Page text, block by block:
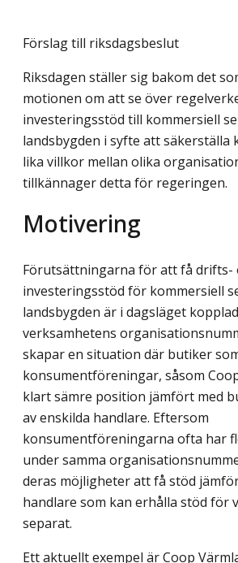
Förslag till riksdagsbeslut
Riksdagen ställer sig bakom det
motionen om att se över
investeringsstöd till kommersiell
landsbygden i syfte att säkerställa
lika villkor mellan olika
tillkännager detta för regeringen.
Motivering
Förutsättningarna för att få drifts-
investeringsstöd för kommersiell
landsbygden är i dagsläget
verksamhetens
skapar en situation där butiker
konsumentföreningar, såsom
klart sämre position jämfört med
av enskilda handlare. Eftersom
konsumentföreningarna ofta har
under samma
deras möjligheter att få stöd
handlare som kan erhålla stöd för
separat.
Ett aktuellt exempel är Coop